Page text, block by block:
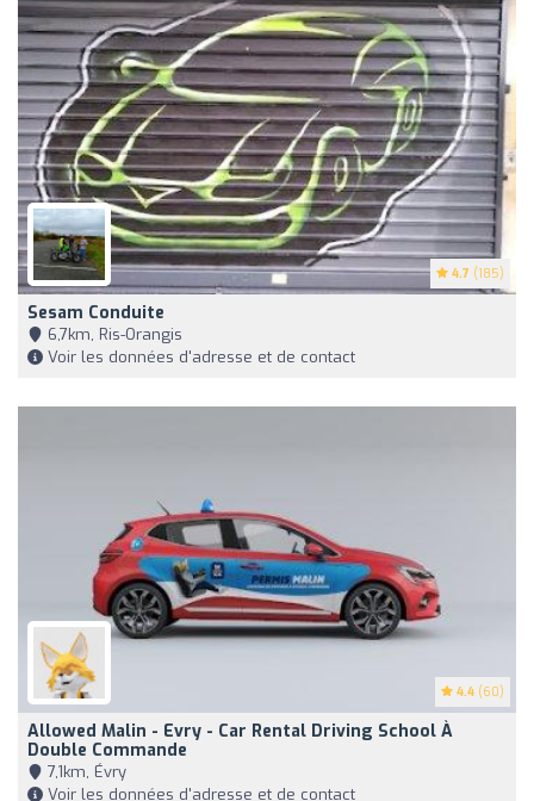
4.7 (185)
Sesam Conduite
6,7km, Ris-Orangis
Voir les données d'adresse et de contact
4.4 (60)
Allowed Malin - Evry - Car Rental Driving School À
Double Commande
7,1km, Évry
Voir les données d'adresse et de contact